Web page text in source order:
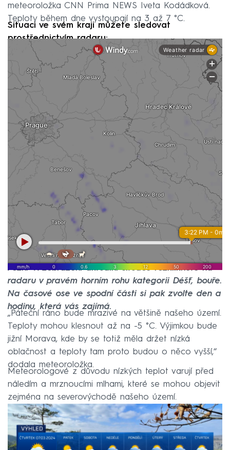
meteoroložka CNN Prima NEWS Iveta Kodádková.
Teploty během dne vystoupají na 3 až 7 °C.
Situaci ve svém kraji můžete sledovat
prostřednictvím radaru:
Pozn.: K zobrazení aktuální situace rozklikněte na
radaru v pravém horním rohu kategorii Déšť, bouře.
Na časové ose ve spodní části si pak zvolte den a
hodinu, která vás zajímá.
„Páteční ráno bude mrazivé na většině našeho území.
Teploty mohou klesnout až na -5 °C. Výjimkou bude
jižní Morava, kde by se totiž měla držet nízká
oblačnost a teploty tam proto budou o něco vyšší,“
dodala meteoroložka.
Meteorologové z důvodu nízkých teplot varují před
náledím a mrznoucími mlhami, které se mohou objevit
zejména na severovýchodě našeho území.